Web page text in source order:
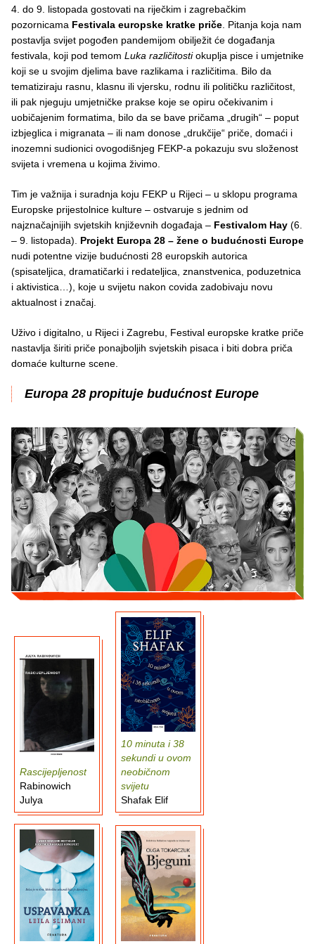
4. do 9. listopada gostovati na riječkim i zagrebačkim
pozornicama Festivala europske kratke priče . Pitanja koja nam
postavlja svijet pogođen pandemijom obilježit će događanja
festivala, koji pod temom Luka različitostiokuplja pisce i umjetnike
koji se u svojim djelima bave razlikama i različitima. Bilo da
tematiziraju rasnu, klasnu ili vjersku, rodnu ili političku različitost,
ili pak njeguju umjetničke prakse koje se opiru očekivanim i
uobičajenim formatima, bilo da se bave pričama „drugih“ – poput
izbjeglica i migranata – ili nam donose „drukčije“ priče, domaći i
inozemni sudionici ovogodišnjeg FEKP-a pokazuju svu složenost
svijeta i vremena u kojima živimo.
Tim je važnija i suradnja koju FEKP u Rijeci – u sklopu programa
Europske prijestolnice kulture – ostvaruje s jednim od
najznačajnijih svjetskih književnih događaja – Festivalom Hay (6.
– 9. listopada). Projekt Europa 28 – žene o budućnosti Europe
nudi potentne vizije budućnosti 28 europskih autorica
(spisateljica, dramatičarki i redateljica, znanstvenica, poduzetnica
i aktivistica…), koje u svijetu nakon covida zadobivaju novu
aktualnost i značaj.
Uživo i digitalno, u Rijeci i Zagrebu, Festival europske kratke priče
nastavlja širiti priče ponajboljih svjetskih pisaca i biti dobra priča
domaće kulturne scene.
Europa 28 propituje budućnost Europe
Rascijepljenost
Rabinowich
Julya
10 minuta i 38
sekundi u ovom
neobičnom
svijetu
Shafak Elif